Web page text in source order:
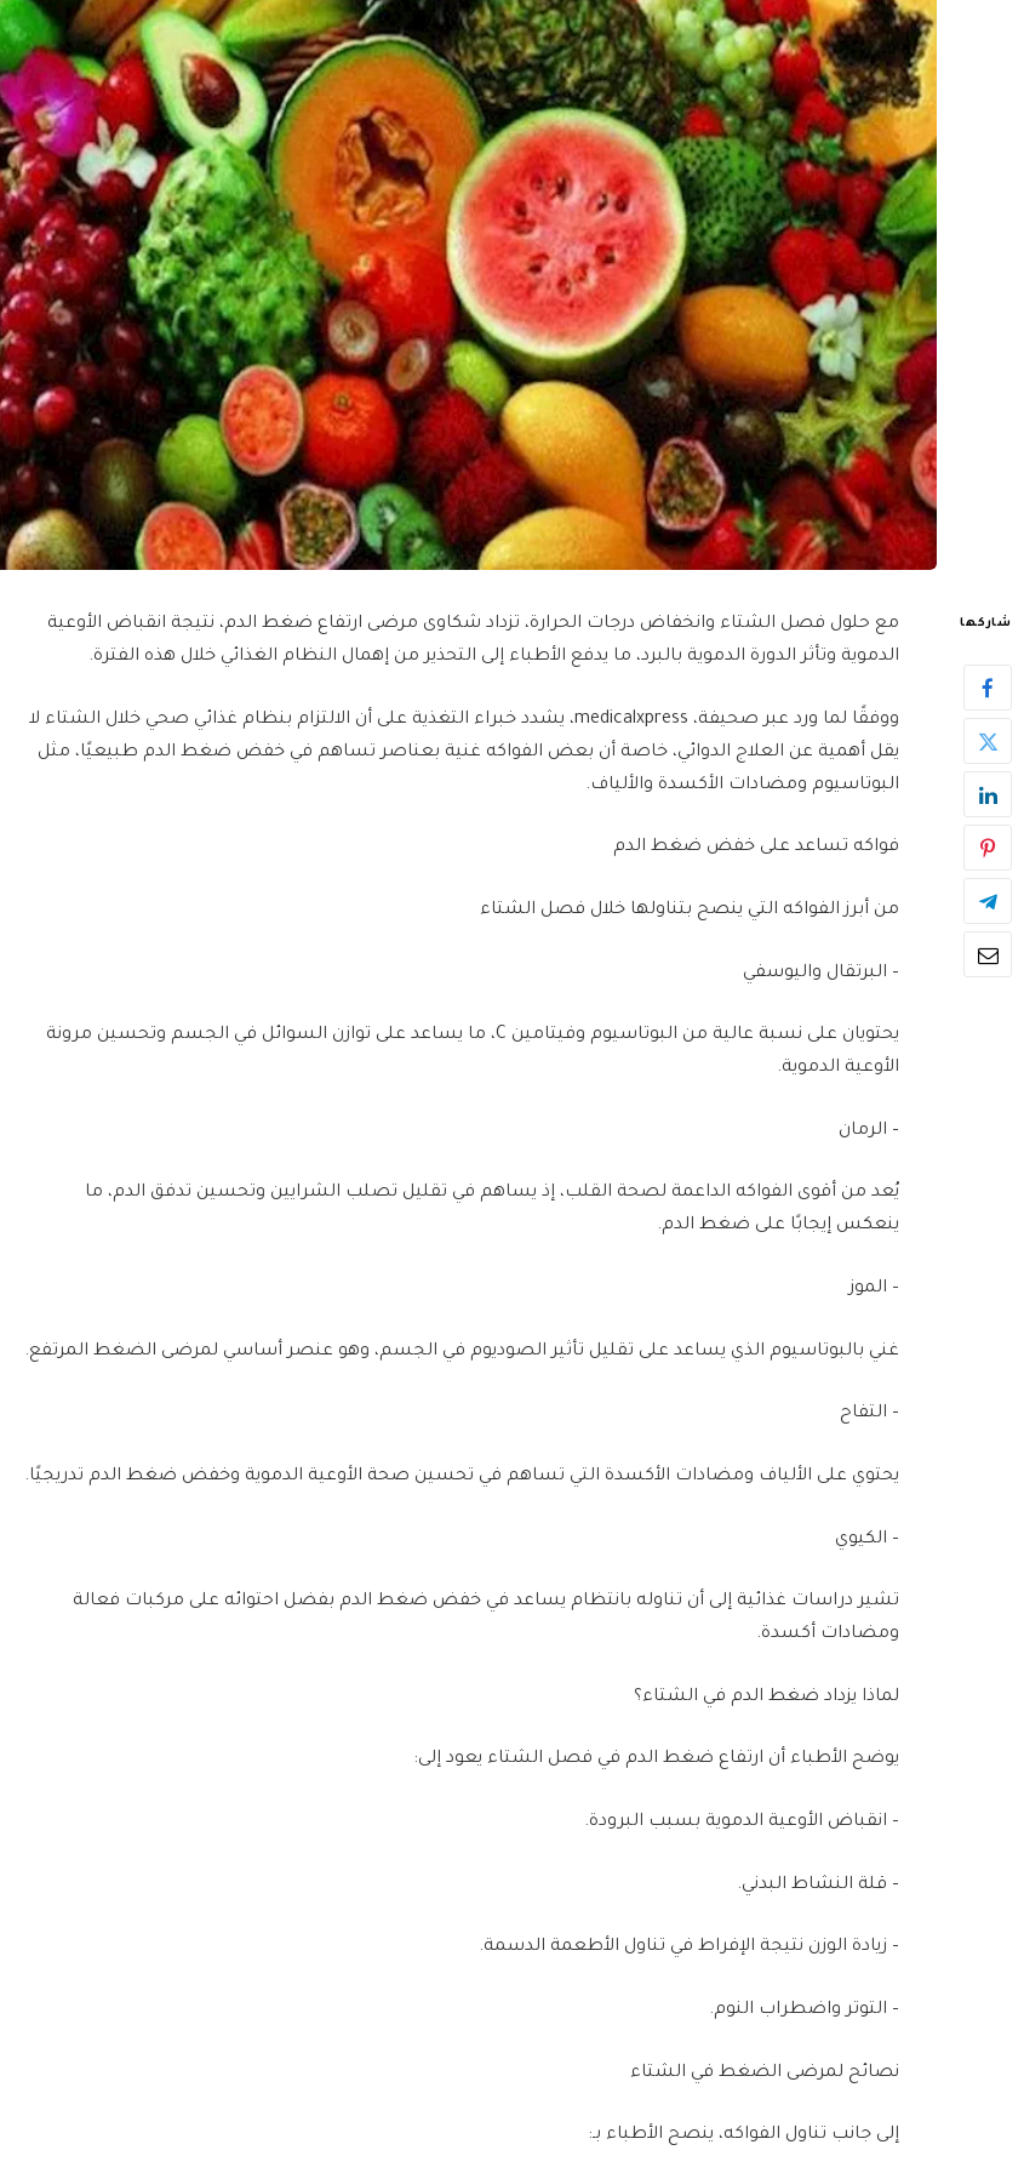
شاركها
مع حلول فصل الشتاء وانخفاض درجات الحرارة، تزداد شكاوى مرضى ارتفاع ضغط الدم، نتيجة انقباض الأوعية
الدموية وتأثر الدورة الدموية بالبرد، ما يدفع الأطباء إلى التحذير من إهمال النظام الغذائي خلال هذه الفترة.
ووفقًا لما ورد عبر صحيفة، medicalxpress، يشدد خبراء التغذية على أن الالتزام بنظام غذائي صحي خلال الشتاء لا
يقل أهمية عن العلاج الدوائي، خاصة أن بعض الفواكه غنية بعناصر تساهم في خفض ضغط الدم طبيعيًا، مثل
البوتاسيوم ومضادات الأكسدة والألياف.
فواكه تساعد على خفض ضغط الدم
من أبرز الفواكه التي ينصح بتناولها خلال فصل الشتاء
– البرتقال واليوسفي
يحتويان على نسبة عالية من البوتاسيوم وفيتامين C، ما يساعد على توازن السوائل في الجسم وتحسين مرونة
الأوعية الدموية.
– الرمان
يُعد من أقوى الفواكه الداعمة لصحة القلب، إذ يساهم في تقليل تصلب الشرايين وتحسين تدفق الدم، ما
ينعكس إيجابًا على ضغط الدم.
– الموز
غني بالبوتاسيوم الذي يساعد على تقليل تأثير الصوديوم في الجسم، وهو عنصر أساسي لمرضى الضغط المرتفع.
– التفاح
يحتوي على الألياف ومضادات الأكسدة التي تساهم في تحسين صحة الأوعية الدموية وخفض ضغط الدم تدريجيًا.
– الكيوي
تشير دراسات غذائية إلى أن تناوله بانتظام يساعد في خفض ضغط الدم بفضل احتوائه على مركبات فعالة
ومضادات أكسدة.
لماذا يزداد ضغط الدم في الشتاء؟
يوضح الأطباء أن ارتفاع ضغط الدم في فصل الشتاء يعود إلى:
– انقباض الأوعية الدموية بسبب البرودة.
– قلة النشاط البدني.
– زيادة الوزن نتيجة الإفراط في تناول الأطعمة الدسمة.
– التوتر واضطراب النوم.
نصائح لمرضى الضغط في الشتاء
إلى جانب تناول الفواكه، ينصح الأطباء بـ: